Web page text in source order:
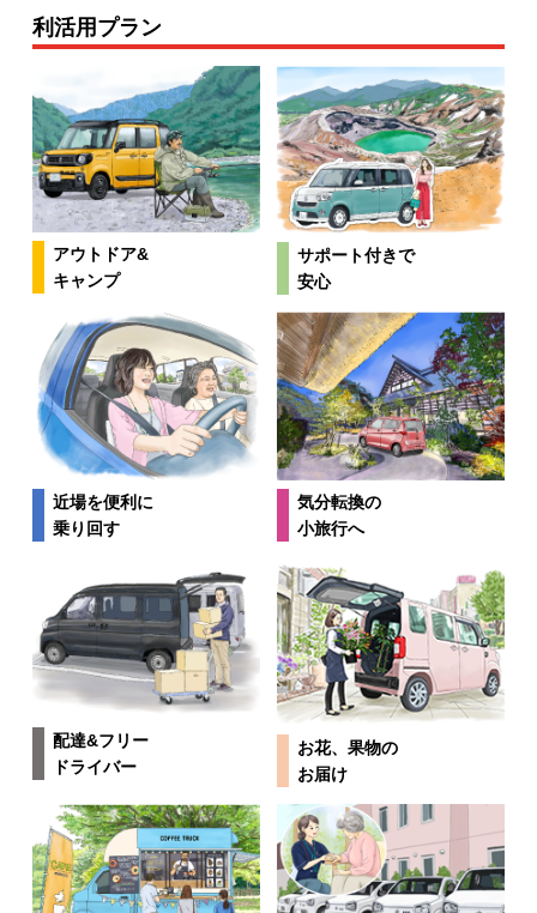
利活用プラン
アウトドア&
キャンプ
サポート付きで
安心
近場を便利に
乗り回す
気分転換の
小旅行へ
配達&フリー
ドライバー
お花、果物の
お届け